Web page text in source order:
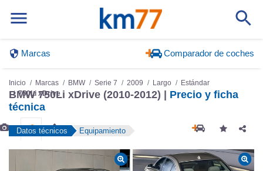
Marcas Comparador de coches
Inicio Marcas BMW Serie 7 2009 Largo
Estándar
750Li xDrive
BMW 750Li xDrive (2010-2012) | Precio y ficha
técnica
Datos técnicos Equipamiento